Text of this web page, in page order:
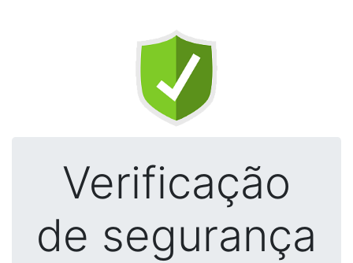
Verificação
de segurança